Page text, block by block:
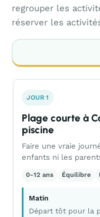
regrouper les
réserver les
JOUR 1
Plage courte à
piscine
Faire une vraie
enfants ni les
0-12 ans Équilibre
Matin
Départ tôt pour la